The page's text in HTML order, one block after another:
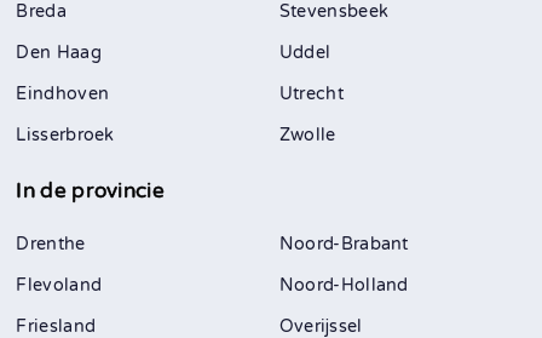
Breda
Den Haag
Eindhoven
Lisserbroek
Stevensbeek
Uddel
Utrecht
Zwolle
In de provincie
Drenthe
Flevoland
Friesland
Noord-Brabant
Noord-Holland
Overijssel